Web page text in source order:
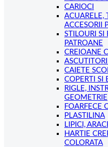
CARIOCI
ACUARELE,
ACCESORII
STILOURI SI
PATROANE
CREIOANE
CAIETE
COPERTI SI
RIGLE,
GEOMETRIE
FOARFECE
PLASTILINA
LIPICI,
HARTIE
COLORATA